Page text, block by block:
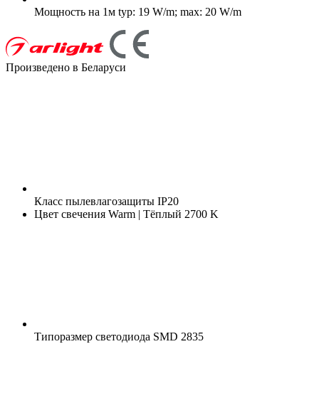
Мощность на 1м typ: 19 W/m; max: 20 W/m
Произведено в Беларуси
Класс пылевлагозащиты IP20
Цвет свечения Warm | Тёплый 2700 K
Типоразмер светодиода SMD 2835